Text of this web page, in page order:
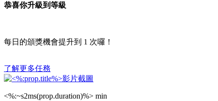
恭喜你升級到等級
每日的頒獎機會提升到 1 次囉！
了解更多任務
<%:~s2ms(prop.duration)%> min